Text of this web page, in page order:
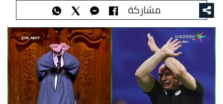
مشاركة